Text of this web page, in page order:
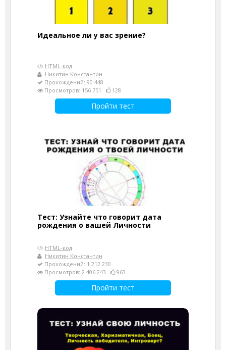
Идеальное ли у вас зрение?
HTML-код
Никитин Константин
Прохождений: 90 448
Просмотров: 156 751
128
Пройти тест
Тест: Узнайте что говорит дата
рождения о вашей Личности
HTML-код
Никитин Константин
Прохождений: 1 212 230
Просмотров: 2 406 243
963
Пройти тест